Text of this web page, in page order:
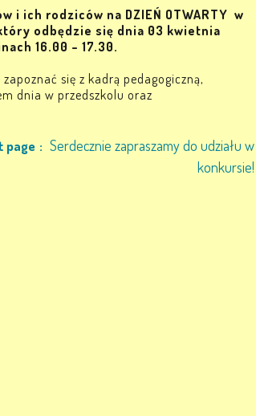
ich rodziców na DZIEŃ OTWARTY w
odbędzie się dnia 03 kwietnia
16.00 – 17.30.
się z kadrą pedagogiczną,
dnia w przedszkolu oraz
page
Serdecznie zapraszamy do udziału w
konkursie!